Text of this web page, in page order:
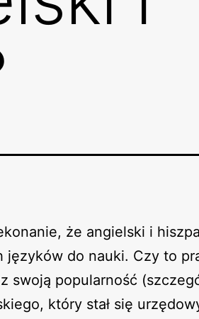
że angielski i
języków do nauki. Czy to
swoją popularność
który stał się